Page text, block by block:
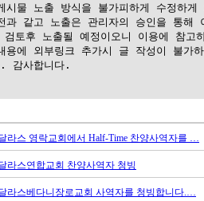
시물 노출 방식을 불가피하게 수정하게
과 같고 노출은 관리자의 승인을 통해
토후 노출될 예정이오니 이용에 참고
용에 외부링크 추가시 글 작성이 불가
감사합니다.
라스 영락교회에서 Half-Time 찬양사역자를 …
라스연합교회 찬양사역자 청빙
라스베다니장로교회 사역자를 청빙합니다.…